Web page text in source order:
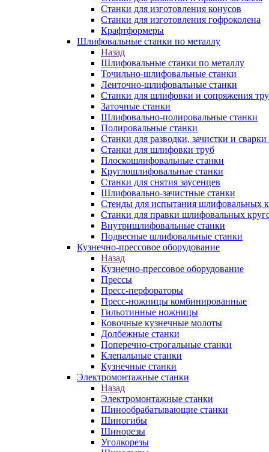
Станки для изготовления конусов
Станки для изготовления гофроколена
Крафтформеры
Шлифовальные станки по металлу
Назад
Шлифовальные станки по металлу
Точильно-шлифовальные станки
Ленточно-шлифовальные станки
Станки для шлифовки и сопряжения
Заточные станки
Шлифовально-полировальные станки
Полировальные станки
Станки для разводки, зачистки и сварки
Станки для шлифовки труб
Плоскошлифовальные станки
Круглошлифовальные станки
Станки для снятия заусенцев
Шлифовально-зачистные станки
Стенды для испытания шлифовальных
Станки для правки шлифовальных
Внутришлифовальные станки
Подвесные шлифовальные станки
Кузнечно-прессовое оборудование
Назад
Кузнечно-прессовое оборудование
Прессы
Пресс-перфораторы
Пресс-ножницы комбинированные
Гильотинные ножницы
Ковочные кузнечные молоты
Долбежные станки
Поперечно-строгальные станки
Клепальные станки
Кузнечные станки
Электромонтажные станки
Назад
Электромонтажные станки
Шинообрабатывающие станки
Шиногибы
Шинорезы
Уголкорезы